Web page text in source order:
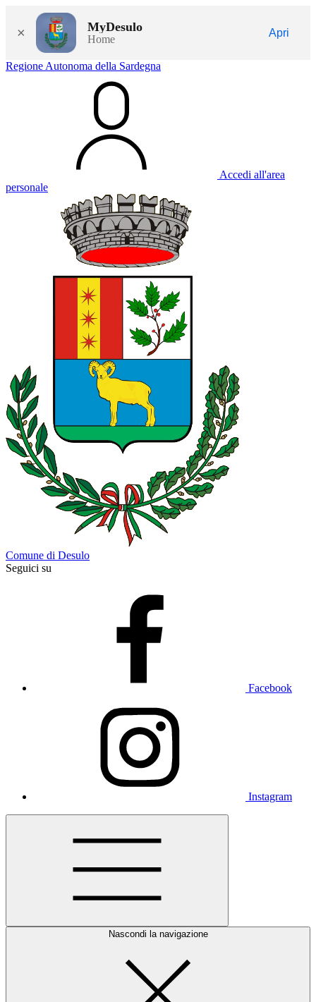
× MyDesulo
Home
Apri
Regione Autonoma della Sardegna
Accedi all'area
personale
Comune di Desulo
Seguici su
Facebook
Instagram
Nascondi la navigazione